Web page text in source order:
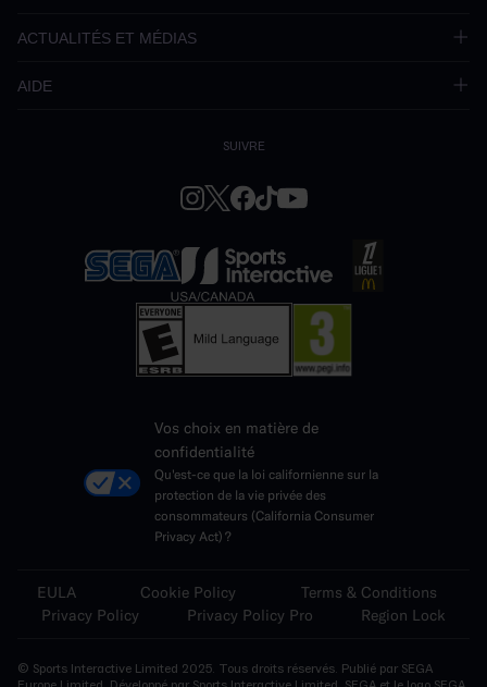
ACTUALITÉS ET MÉDIAS
AIDE
SUIVRE
Vos choix en matière de
confidentialité
Qu'est-ce que la loi californienne sur la
protection de la vie privée des
consommateurs (California Consumer
Privacy Act) ?
EULA Cookie Policy
Terms & Conditions
Privacy Policy
Privacy Policy Pro Region Lock
© Sports Interactive Limited 2025. Tous droits réservés. Publié par SEGA